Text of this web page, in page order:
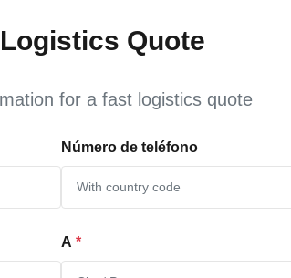
Quote
for a fast logistics quote
Número de teléfono
A *